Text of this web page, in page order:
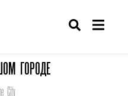
ГОРОДЕ
City